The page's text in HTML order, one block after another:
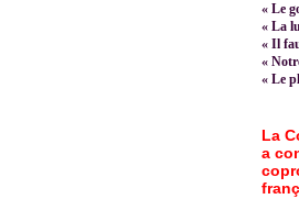
« Le
« La
« Il
«
« Le
La
a